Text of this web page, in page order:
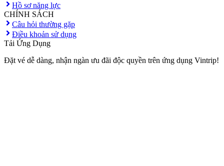
Hồ sơ năng lực
CHÍNH SÁCH
Câu hỏi thường gặp
Điều khoản sử dụng
Tải Ứng Dụng
Đặt vé dễ dàng, nhận ngàn ưu đãi độc quyền trên ứng dụng Vintrip!